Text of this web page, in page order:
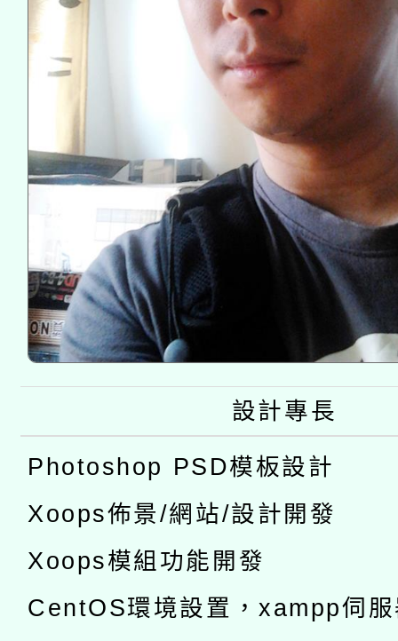
設計專長
Photoshop PSD模板設計
Xoops佈景/網站/設計開發
Xoops模組功能開發
CentOS環境設置，xampp伺